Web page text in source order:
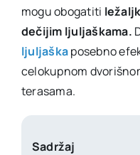
mogu obogatiti
dečijim ljuljaškama.
ljuljaškaposebno
celokupnom
terasama.
Sadržaj